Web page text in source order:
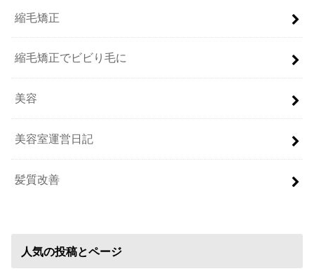
縮毛矯正
縮毛矯正でビビり毛に
美容
美容室運営日記
髪質改善
人気の投稿とページ